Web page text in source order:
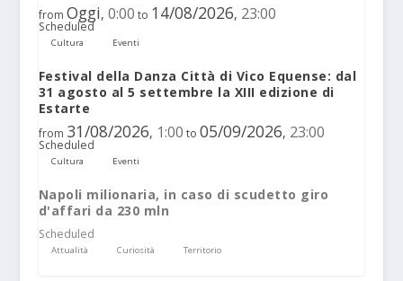
from Oggi, 0:00 to 14/08/2026, 23:00
Scheduled
Cultura Eventi
Festival della Danza Città di Vico Equense: dal
31 agosto al 5 settembre la XIII edizione di
Estarte
from 31/08/2026, 1:00 to 05/09/2026, 23:00
Scheduled
Cultura Eventi
Napoli milionaria, in caso di scudetto giro
d'affari da 230 mln
Scheduled
Attualità Curiosità Territorio